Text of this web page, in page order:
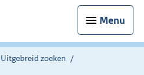
Menu
Uitgebreid zoeken